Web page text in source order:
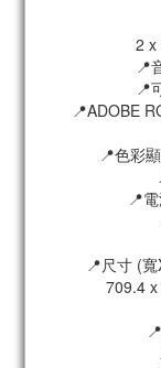
2 x
📍
📍
📍ADOBE
📍色彩
📍
📍尺寸 (
709.4